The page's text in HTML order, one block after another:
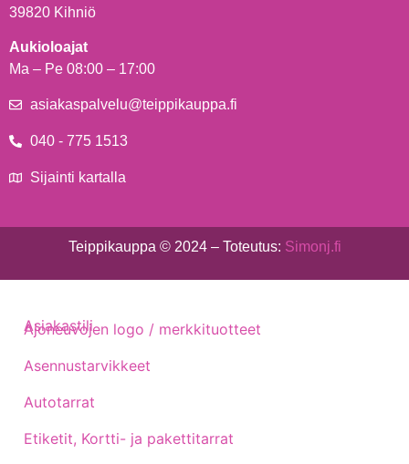
39820 Kihniö
Aukioloajat
Ma – Pe 08:00 – 17:00
asiakaspalvelu@teippikauppa.fi
040 - 775 1513
Sijainti kartalla
Teippikauppa © 2024 – Toteutus: Simonj.fi
Ajoneuvojen logo / merkkituotteet
Asennustarvikkeet
Autotarrat
Etiketit, Kortti- ja pakettitarrat
Asiakastili